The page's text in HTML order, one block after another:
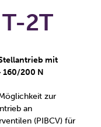
2T
mit
160/200 N
zur
an
(PIBCV) für